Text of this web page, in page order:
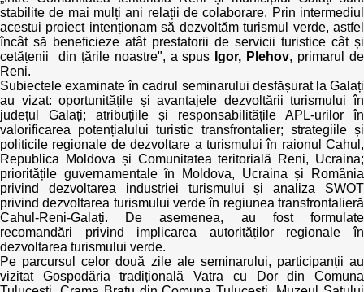
stabilite de mai mulți ani relații de colaborare. Prin intermediul
acestui proiect intenționam să dezvoltăm turismul verde, astfel
încât să beneficieze atât prestatorii de servicii turistice cât și
cetățenii din țările noastre", a spus Igor, Plehov, primarul de
Reni.
Subiectele examinate în cadrul seminarului desfășurat la Galați
au vizat: oportunitățile și avantajele dezvoltării turismului în
județul Galați; atribuțiile și responsabilitățile APL-urilor în
valorificarea potențialului turistic transfrontalier; strategiile și
politicile regionale de dezvoltare a turismului în raionul Cahul,
Republica Moldova și Comunitatea teritorială Reni, Ucraina;
prioritățile guvernamentale în Moldova, Ucraina și România
privind dezvoltarea industriei turismului și analiza SWOT
privind dezvoltarea turismului verde în regiunea transfrontalieră
Cahul-Reni-Galați. De asemenea, au fost formulate
recomandări privind implicarea autorităților regionale în
dezvoltarea turismului verde.
Pe parcursul celor două zile ale seminarului, participanții au
vizitat Gospodăria tradițională Vatra cu Dor din Comuna